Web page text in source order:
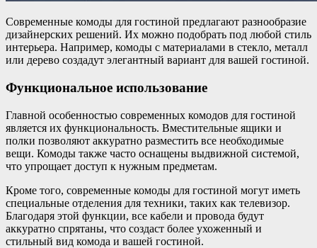
Современные комоды для гостиной предлагают разнообразие
дизайнерских решений. Их можно подобрать под любой стиль
интерьера. Например, комоды с материалами в стекло, металл
или дерево создадут элегантный вариант для вашей гостиной.
Функциональное использование
Главной особенностью современных комодов для гостиной
является их функциональность. Вместительные ящики и
полки позволяют аккуратно разместить все необходимые
вещи. Комоды также часто оснащены выдвижной системой,
что упрощает доступ к нужным предметам.
Кроме того, современные комоды для гостиной могут иметь
специальные отделения для техники, таких как телевизор.
Благодаря этой функции, все кабели и провода будут
аккуратно спрятаны, что создаст более ухоженный и
стильный вид комода и вашей гостиной.